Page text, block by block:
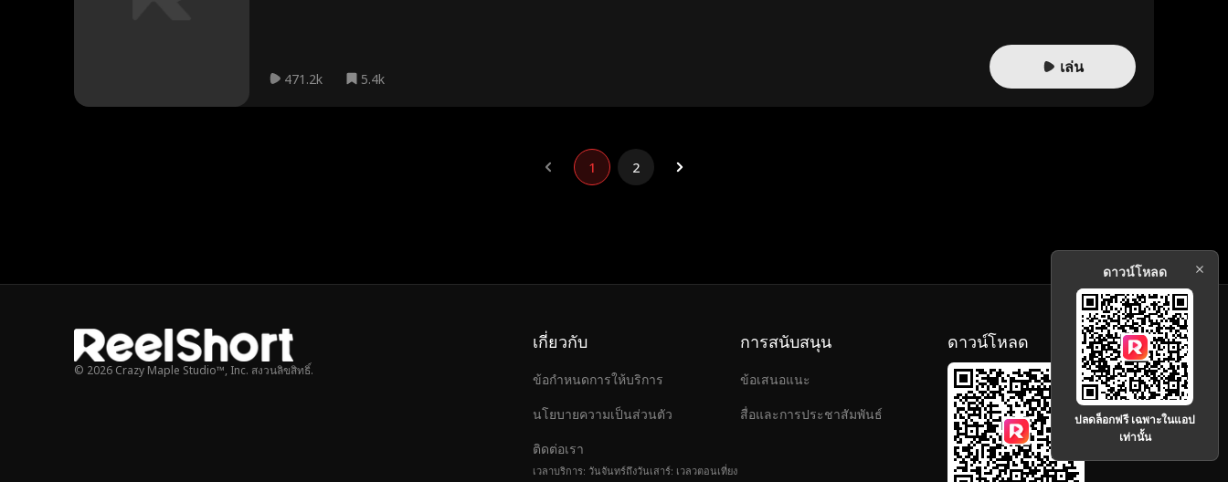
471.2k 5.4k
เล่น
1 2
© 2026 Crazy Maple Studio™, Inc. สงวนลิขสิทธิ์.
เกี่ยวกับ
ข้อกำหนดการให้บริการ
นโยบายความเป็นส่วนตัว
ติดต่อเรา
เวลาบริการ: วันจันทร์ถึงวันเสาร์: เวลวตอนเที่ยง
การสนับสนุน
ข้อเสนอแนะ
สื่อและการประชาสัมพันธ์
ดาวน์โหลด
ดาวน์โหลด
ปลดล็อกฟรี เฉพาะในแอป
เท่านั้น